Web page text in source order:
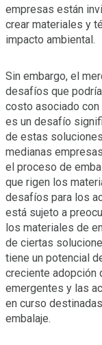
empresas están
crear materiales y
impacto ambiental.
Sin embargo, el
desafíos que
costo asociado
es un desafío
de estas
medianas
el proceso de
que rigen los
desafíos para los
está sujeto a
los materiales de
de ciertas
tiene un potencial
creciente adopción
emergentes y las
en curso
embalaje.